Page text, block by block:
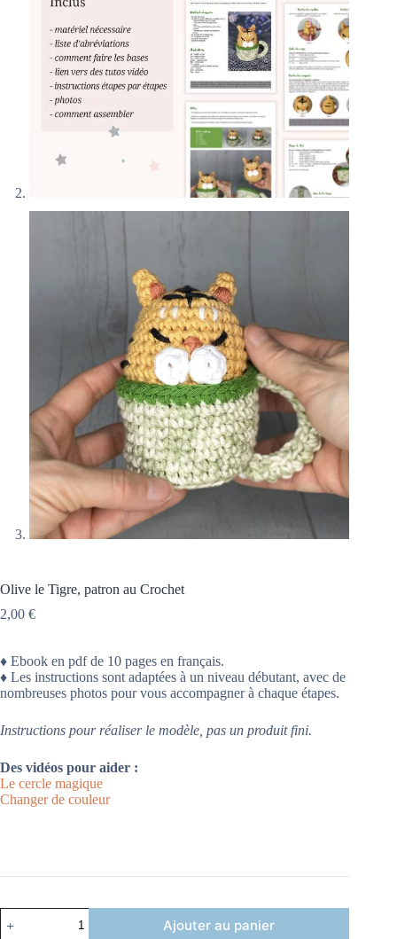
Olive le Tigre, patron au Crochet
2,00 €
♦ Ebook en pdf de 10 pages en français.
♦ Les instructions sont adaptées à un niveau débutant, avec de
nombreuses photos pour vous accompagner à chaque étapes.
Instructions pour réaliser le modèle, pas un produit fini.
Des vidéos pour aider :
Le cercle magique
Changer de couleur
Ajouter au panier